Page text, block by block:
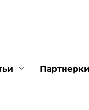
Партнерки